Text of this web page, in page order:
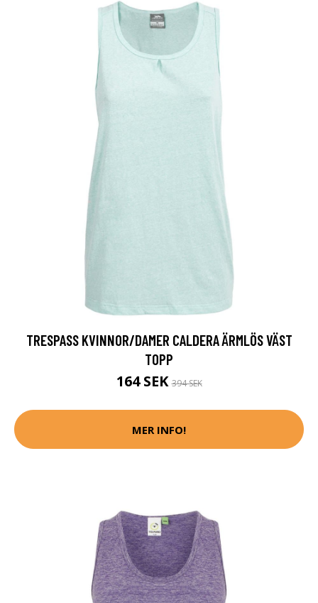
TRESPASS KVINNOR/DAMER CALDERA ÄRMLÖS VÄST
TOPP
164 SEK394 SEK
MER INFO!